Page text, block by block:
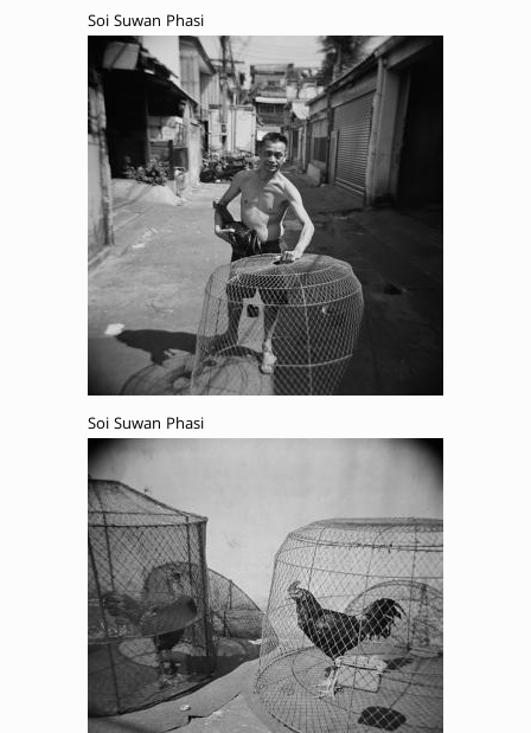
Soi Suwan Phasi
Soi Suwan Phasi